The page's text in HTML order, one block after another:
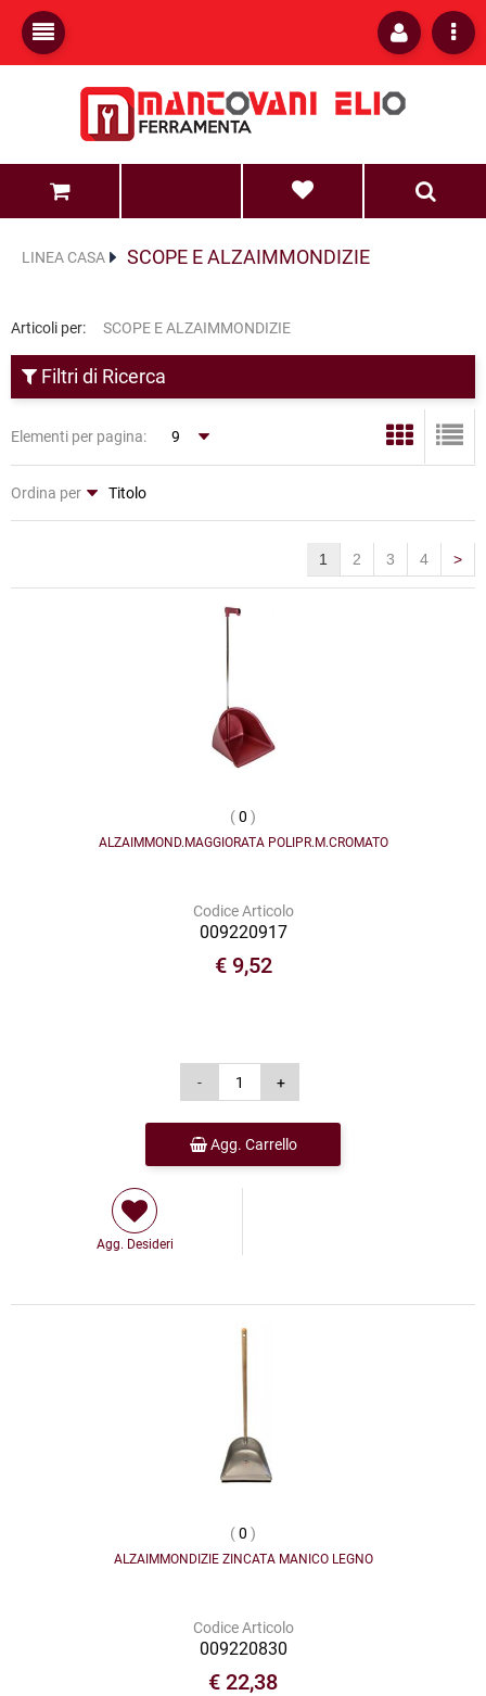
LINEA CASA SCOPE E ALZAIMMONDIZIE
Articoli per: SCOPE E ALZAIMMONDIZIE
Filtri di Ricerca
Elementi per pagina:
Ordina per
1 2 3 4 >
(0 )
ALZAIMMOND.MAGGIORATA POLIPR.M.CROMATO
Codice Articolo
009220917
€ 9,52
Agg. Carrello
Agg. Desideri
(0 )
ALZAIMMONDIZIE ZINCATA MANICO LEGNO
Codice Articolo
009220830
€ 22,38